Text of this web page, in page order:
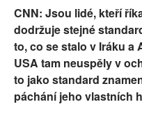
CNN: Jsou lidé, kteří
dodržuje stejné
to, co se stalo v Iráku a
USA tam neuspěly v
to jako standard
páchání jeho vlastních